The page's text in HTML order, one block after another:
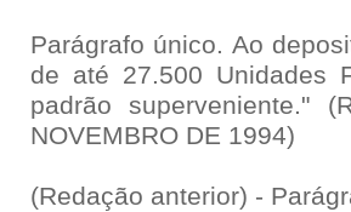
Parágrafo único. Ao
de até 27.500 Unidades
padrão superveniente."
NOVEMBRO DE 1994)
(Redação anterior) -